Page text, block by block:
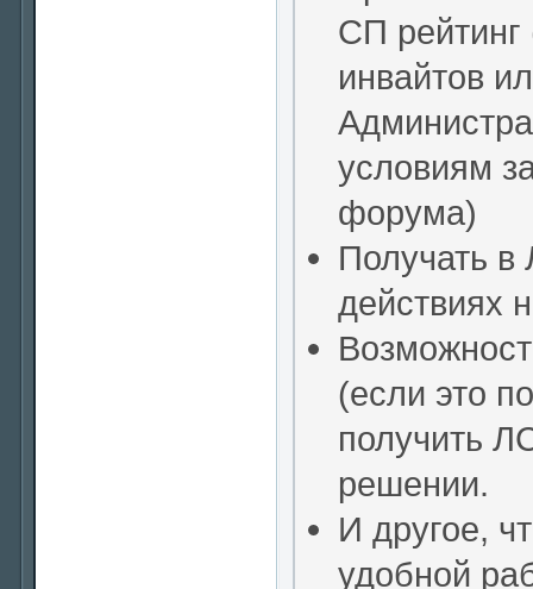
СП
инвайтов
условиям
форума)
Получать
действиях
(если это
получить
решении.
И другое,
удобной